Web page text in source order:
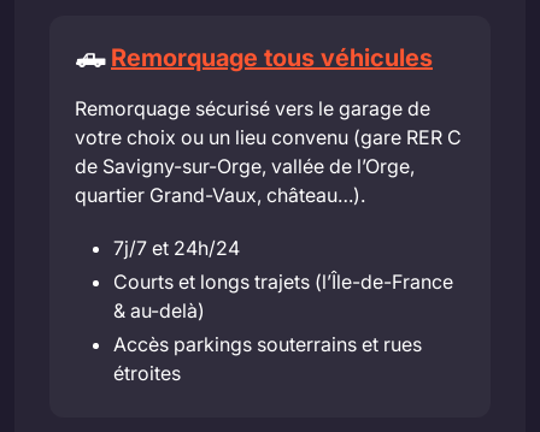
🛻 Remorquage tous véhicules
Remorquage sécurisé vers le garage de
votre choix ou un lieu convenu (gare RER C
de Savigny-sur-Orge, vallée de l’Orge,
quartier Grand-Vaux, château…).
7j/7 et 24h/24
Courts et longs trajets (l’Île-de-France
& au-delà)
Accès parkings souterrains et rues
étroites